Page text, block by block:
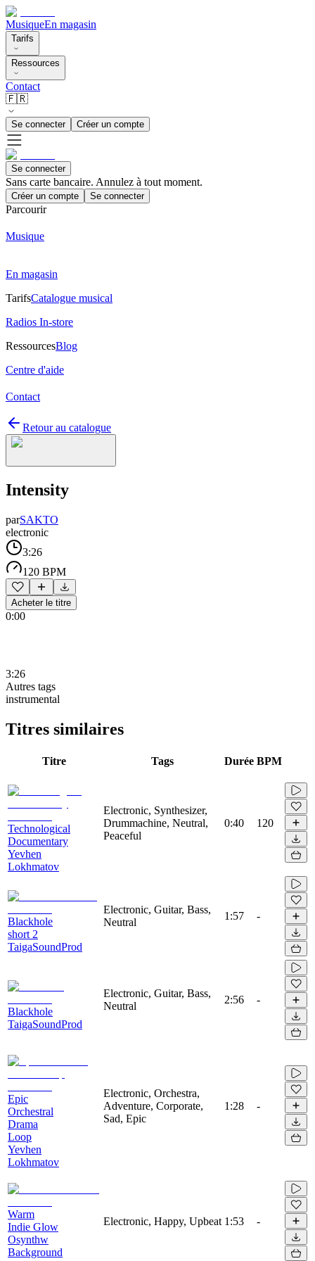
MusiqueEn magasin
Tarifs
Ressources
Contact
🇫🇷
Se connecter Créer un compte
Se connecter
Sans carte bancaire. Annulez à tout moment.
Créer un compte Se connecter
Parcourir
Musique
En magasin
TarifsCatalogue musical
Radios In-store
RessourcesBlog
Centre d'aide
Contact
Retour au catalogue
Intensity
parSAKTO
electronic
3:26
120 BPM
Acheter le titre
0:00
3:26
Autres tags
instrumental
Titres similaires
Titre Tags Durée BPM
Technological
Documentary
Yevhen
Lokhmatov
Electronic, Synthesizer,
Drummachine, Neutral,
Peaceful
0:40 120
Blackhole
short 2
TaigaSoundProd
Electronic, Guitar, Bass,
Neutral
1:57 -
Blackhole
TaigaSoundProd
Electronic, Guitar, Bass,
Neutral
2:56 -
Epic
Orchestral
Drama
Loop
Yevhen
Lokhmatov
Electronic, Orchestra,
Adventure, Corporate,
Sad, Epic
1:28 -
Warm
Indie Glow
Osynthw
Background
Electronic, Happy, Upbeat 1:53 -